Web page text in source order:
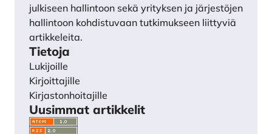
julkiseen hallintoon sekä yrityksen ja järjestöjen
hallintoon kohdistuvaan tutkimukseen liittyviä
artikkeleita.
Tietoja
Lukijoille
Kirjoittajille
Kirjastonhoitajille
Uusimmat artikkelit